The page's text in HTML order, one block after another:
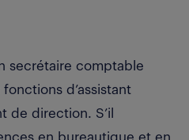
secrétaire comptable
d’assistant
de direction. S’il
en bureautique et en